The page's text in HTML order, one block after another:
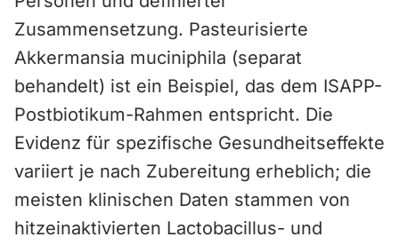
Zusammensetzung. Pasteurisierte
Akkermansia muciniphila (separat
behandelt) ist ein Beispiel, das dem ISAPP-
Postbiotikum-Rahmen entspricht. Die
Evidenz für spezifische Gesundheitseffekte
variiert je nach Zubereitung erheblich; die
meisten klinischen Daten stammen von
hitzeinaktivierten Lactobacillus- und